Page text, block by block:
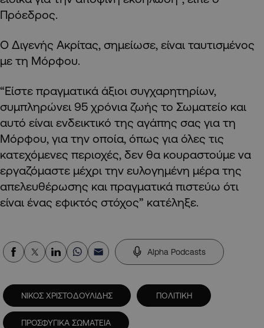
Πρόεδρος.
Ο Διγενής Ακρίτας, σημείωσε, είναι ταυτισμένος
με τη Μόρφου.
“Είστε πραγματικά άξιοι συγχαρητηρίων,
συμπληρώνει 95 χρόνια ζωής το Σωματείο και
αυτό είναι ενδεικτικό της αγάπης σας για τη
Μόρφου, για την οποία, όπως για όλες τις
κατεχόμενες περιοχές, δεν θα κουραστούμε να
εργαζόμαστε μέχρι την ευλογημένη μέρα της
απελευθέρωσης και πραγματικά πιστεύω ότι
είναι ένας εφικτός στόχος” κατέληξε.
Alpha Podcasts
ΝΙΚΟΣ ΧΡΙΣΤΟΔΟΥΛΙΔΗΣ ΠΟΛΙΤΙΚΗ
ΠΡΟΣΦΥΓΙΚΑ ΣΩΜΑΤΕΙΑ